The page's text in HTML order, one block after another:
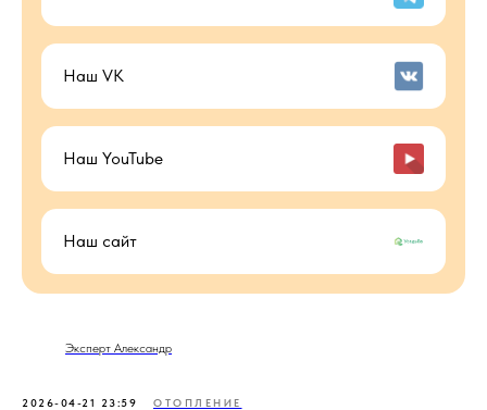
Наш VK
Наш YouTube
Наш сайт
Эксперт Александр
2026-04-21 23:59 ОТОПЛЕНИЕ